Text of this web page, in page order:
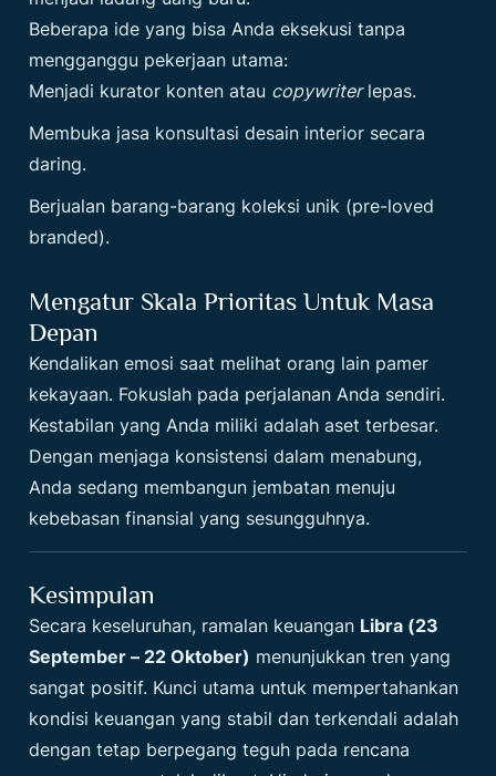
Beberapa ide yang bisa Anda eksekusi tanpa
mengganggu pekerjaan utama:
Menjadi kurator konten atau copywriterlepas.
Membuka jasa konsultasi desain interior secara
daring.
Berjualan barang-barang koleksi unik (pre-loved
branded).
Mengatur Skala Prioritas Untuk Masa
Depan
Kendalikan emosi saat melihat orang lain pamer
kekayaan. Fokuslah pada perjalanan Anda sendiri.
Kestabilan yang Anda miliki adalah aset terbesar.
Dengan menjaga konsistensi dalam menabung,
Anda sedang membangun jembatan menuju
kebebasan finansial yang sesungguhnya.
Kesimpulan
Secara keseluruhan, ramalan keuangan Libra (23
September – 22 Oktober) menunjukkan tren yang
sangat positif. Kunci utama untuk mempertahankan
kondisi keuangan yang stabil dan terkendali adalah
dengan tetap berpegang teguh pada rencana